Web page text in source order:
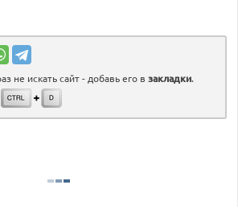
не искать сайт - добавь его в закладки.